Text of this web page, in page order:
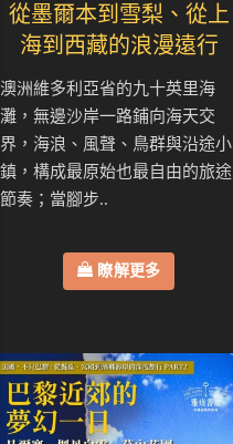
從墨爾本到雪梨、從上
海到西藏的浪漫遠行
澳洲維多利亞省的九十英里海
灘，無邊沙岸一路鋪向海天交
界，海浪、風聲、鳥群與沿途小
鎮，構成最原始也最自由的旅途
節奏；當腳步..
瞭解更多